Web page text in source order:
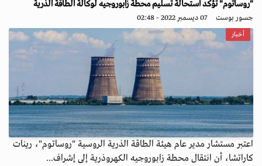
"روساتوم" تؤكد استحالة تسليم محطة زابوروجيه لوكالة الطاقة الذرية
جسور بوست 07 ديسمبر 2022 - 02:48
أخبار
اعتبر مستشار مدير عام هيئة الطاقة الذرية الروسية "روساتوم"، رينات
كاراتشا، أن انتقال محطة زابوروجيه الكهروذرية إلى إشراف...